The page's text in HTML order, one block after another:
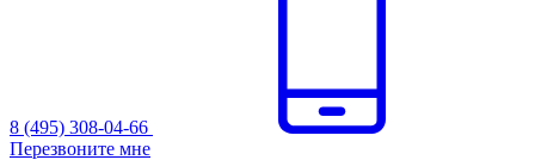
8 (495) 308-04-66
Перезвоните мне